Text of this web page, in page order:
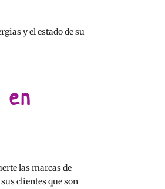
y el estado de su
las marcas de
clientes que son